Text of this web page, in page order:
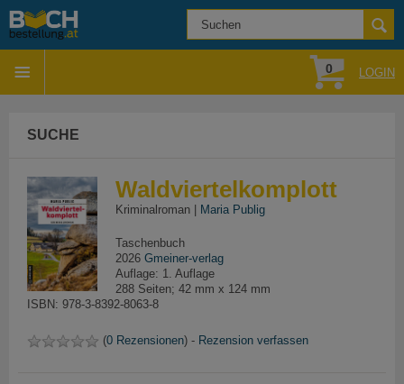
0 LOGIN
SUCHE
Waldviertelkomplott
Kriminalroman | Maria Publig
Taschenbuch
2026 Gmeiner-verlag
Auflage: 1. Auflage
288 Seiten; 42 mm x 124 mm
ISBN: 978-3-8392-8063-8
(0 Rezensionen) - Rezension verfassen